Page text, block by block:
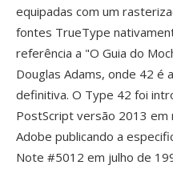
equipadas com um
fontes TrueType
referência a "O Guia do
Douglas Adams, onde 42 é
definitiva. O Type 42 foi
PostScript versão 2013 em
Adobe publicando a
Note #5012 em julho de